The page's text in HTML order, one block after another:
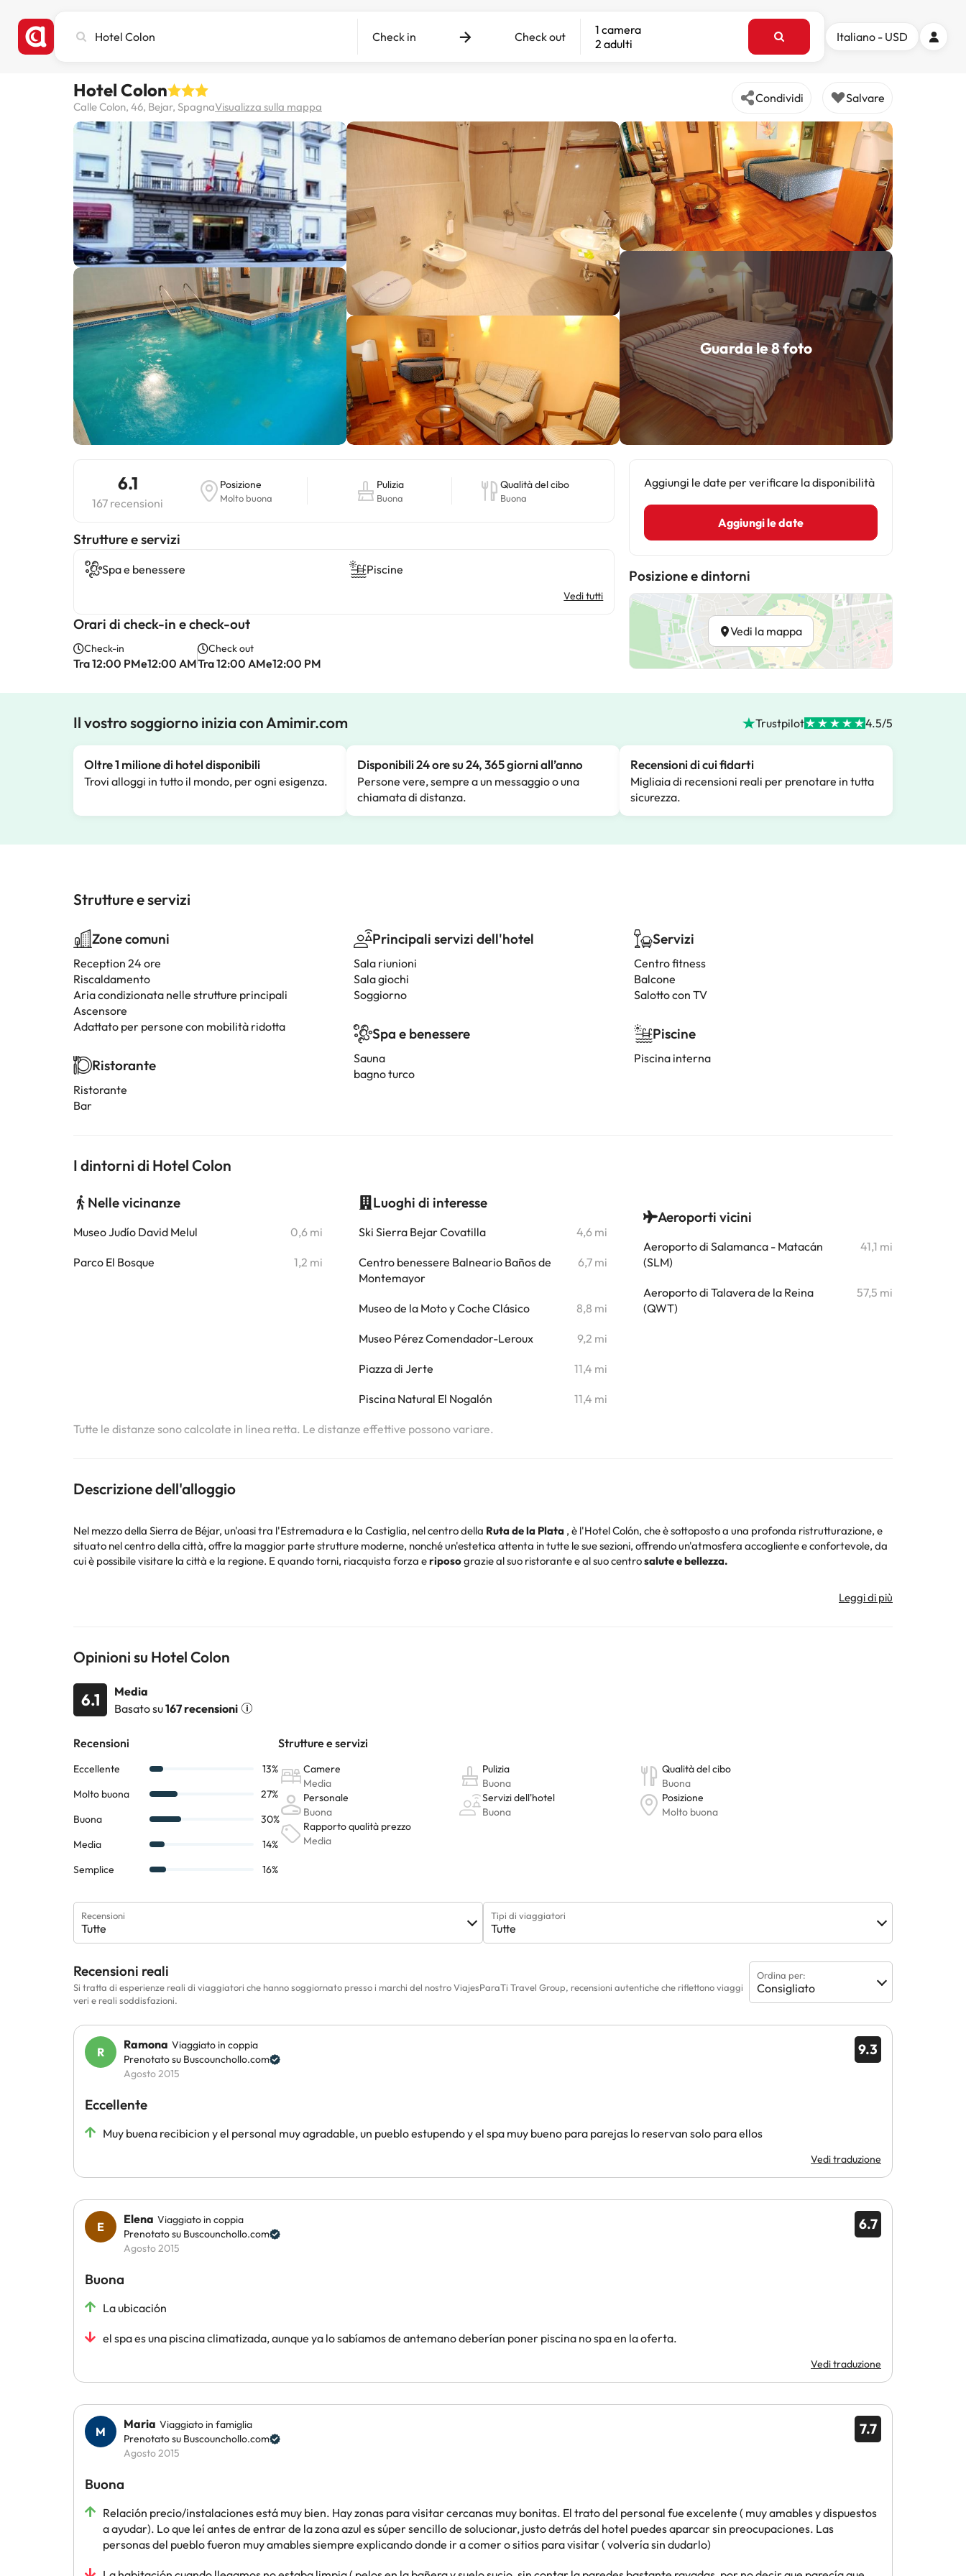
città,
destinazione
Check in Check out
1 camera
2 adulti
Italiano - USD
Hotel Colon
Calle Colon, 46, Bejar, SpagnaVisualizza sulla mappa
Condividi Salvare
Guarda le 8 foto
6.1
167 recensioni
Posizione
Molto buona
Pulizia
Buona
Qualità del cibo
Buona
​Strutture e servizi
Spa e benessere Piscine
Vedi tutti
Orari di check-in e check-out
Check-in
Tra 12:00 PMe12:00 AM
Check out
Tra 12:00 AMe12:00 PM
Aggiungi le date per verificare la disponibilità
Aggiungi le date
Posizione e dintorni
Vedi la mappa
Il vostro soggiorno inizia con Amimir.com Trustpilot 4.5/5
Oltre 1 milione di hotel disponibili
Trovi alloggi in tutto il mondo, per ogni esigenza.
Disponibili 24 ore su 24, 365 giorni all’anno
Persone vere, sempre a un messaggio o una
chiamata di distanza.
Recensioni di cui fidarti
Migliaia di recensioni reali per prenotare in tutta
sicurezza.
Strutture e servizi
Zone comuni
Reception 24 ore
Riscaldamento
Aria condizionata nelle strutture principali
Ascensore
Adattato per persone con mobilità ridotta
Ristorante
Ristorante
Bar
Principali servizi dell'hotel
Sala riunioni
Sala giochi
Soggiorno
Spa e benessere
Sauna
bagno turco
Servizi
Centro fitness
Balcone
Salotto con TV
Piscine
Piscina interna
I dintorni di Hotel Colon
Nelle vicinanze
Museo Judío David Melul 0,6 mi
Parco El Bosque 1,2 mi
Luoghi di interesse
Ski Sierra Bejar Covatilla 4,6 mi
Centro benessere Balneario Baños de
Montemayor
6,7 mi
Museo de la Moto y Coche Clásico 8,8 mi
Museo Pérez Comendador-Leroux 9,2 mi
Piazza di Jerte 11,4 mi
Piscina Natural El Nogalón 11,4 mi
Aeroporti vicini
Aeroporto di Salamanca - Matacán
(SLM)
41,1 mi
Aeroporto di Talavera de la Reina
(QWT)
57,5 mi
Tutte le distanze sono calcolate in linea retta. Le distanze effettive possono variare.
Descrizione dell'alloggio
Nel mezzo della Sierra de Béjar, un'oasi tra l'Estremadura e la Castiglia, nel centro della Ruta de la Plata , è l'Hotel Colón, che è sottoposto a una profonda ristrutturazione, e
situato nel centro della città, offre la maggior parte strutture moderne, nonché un'estetica attenta in tutte le sue sezioni, offrendo un'atmosfera accogliente e confortevole, da
cui è possibile visitare la città e la regione. E quando torni, riacquista forza eriposograzie al suo ristorante e al suo centrosalute e bellezza.
Servizio squisito, servizio piacevole e personalizzato, strutture moderne e uniche, personale qualificato, materiali nobili in costruzione e finiture, sono le caratteristiche che
che dona al mondo moderno.
coperta, caffetteria, ristorante, grill e tisaneria. Ottima gastronomia
Animali domestici ammessi nelle camere.
Alcuni dei servizi indicati potrebbero essere a pagamento. Puoi consultare le relative tariffe direttamente presso la struttura. Tutte le informazioni presenti in questa pagina
sono soggette a modifiche da parte della struttura. Se hai dubbi, contattaci.
Opinioni su Hotel Colon
6.1
Media
Basato su167 recensioni
Recensioni
Tutte
Tipi di viaggiatori
Tutte
Recensioni reali
Si tratta di esperienze reali di viaggiatori che hanno soggiornato presso i marchi del nostro ViajesParaTi Travel Group, recensioni autentiche che riflettono viaggi
veri e reali soddisfazioni.
Ordina per:
Consigliato
9.3
Ramona Viaggiato in coppia
Prenotato su Buscounchollo.com
Agosto 2015
Eccellente
Muy buena recibicion y el personal muy agradable, un pueblo estupendo y el spa muy bueno para parejas lo reservan solo para ellos
Vedi traduzione
6.7
Elena Viaggiato in coppia
Prenotato su Buscounchollo.com
Agosto 2015
Buona
La ubicación
el spa es una piscina climatizada, aunque ya lo sabíamos de antemano deberían poner piscina no spa en la oferta.
Vedi traduzione
7.7
Maria Viaggiato in famiglia
Prenotato su Buscounchollo.com
Agosto 2015
Buona
Relación precio/instalaciones está muy bien. Hay zonas para visitar cercanas muy bonitas. El trato del personal fue excelente ( muy amables y dispuestos
a ayudar). Lo que leí antes de entrar de la zona azul es súper sencillo de solucionar, justo detrás del hotel puedes aparcar sin preocupaciones. Las
personas del pueblo fueron muy amables siempre explicando donde ir a comer o sitios para visitar ( volvería sin dudarlo)